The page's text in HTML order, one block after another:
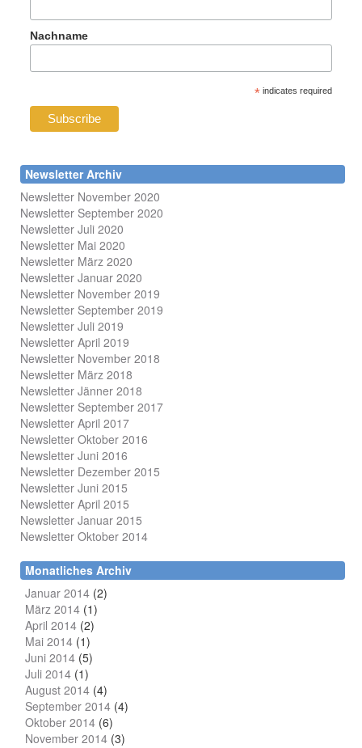
Nachname
* indicates required
Newsletter Archiv
Newsletter November 2020
Newsletter September 2020
Newsletter Juli 2020
Newsletter Mai 2020
Newsletter März 2020
Newsletter Januar 2020
Newsletter November 2019
Newsletter September 2019
Newsletter Juli 2019
Newsletter April 2019
Newsletter November 2018
Newsletter März 2018
Newsletter Jänner 2018
Newsletter September 2017
Newsletter April 2017
Newsletter Oktober 2016
Newsletter Juni 2016
Newsletter Dezember 2015
Newsletter Juni 2015
Newsletter April 2015
Newsletter Januar 2015
Newsletter Oktober 2014
Monatliches Archiv
Januar 2014 (2)
März 2014 (1)
April 2014 (2)
Mai 2014 (1)
Juni 2014 (5)
Juli 2014 (1)
August 2014 (4)
September 2014 (4)
Oktober 2014 (6)
November 2014 (3)